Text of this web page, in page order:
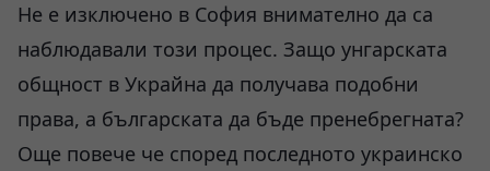
Не е изключено в София внимателно да са
наблюдавали този процес. Защо унгарската
общност в Украйна да получава подобни
права, а българската да бъде пренебрегната?
Още повече че според последното украинско